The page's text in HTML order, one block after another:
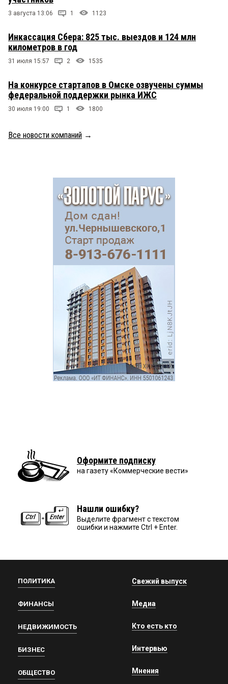
3 августа 13:06 1 1123
Инкассация Сбера: 825 тыс. выездов и 124 млн
километров в год
31 июля 15:57 2 1535
На конкурсе стартапов в Омске озвучены суммы
федеральной поддержки рынка ИЖС
30 июля 19:00 1 1800
Все новости компаний →
Оформите подписку
на газету «Коммерческие вести»
Нашли ошибку?
Выделите фрагмент с текстом
ошибки и нажмите Ctrl + Enter.
ПОЛИТИКА
ФИНАНСЫ
НЕДВИЖИМОСТЬ
БИЗНЕС
ОБЩЕСТВО
Свежий выпуск
Медиа
Кто есть кто
Интервью
Мнения